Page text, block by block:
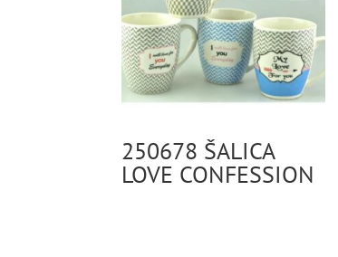
250678 ŠALICA
LOVE CONFESSION